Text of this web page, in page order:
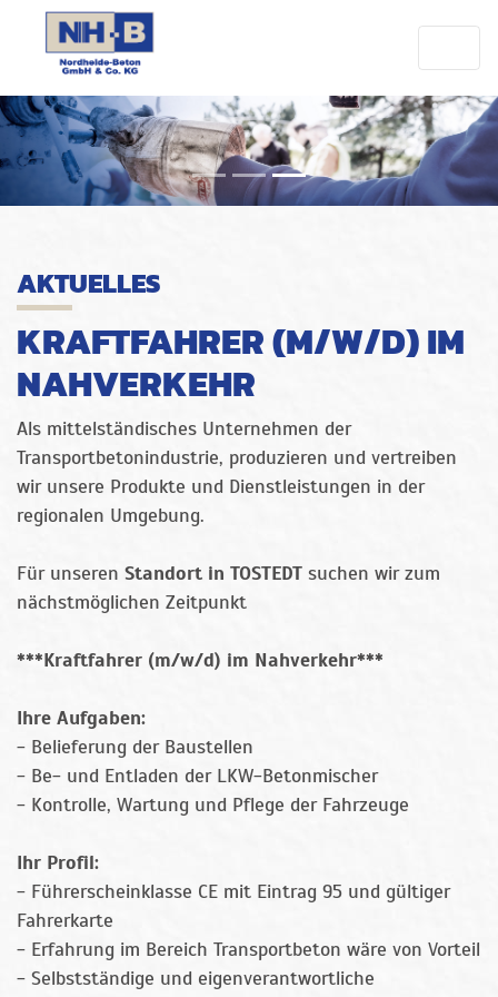
AKTUELLES
KRAFTFAHRER (M/W/D) IM
NAHVERKEHR
Als mittelständisches Unternehmen der
Transportbetonindustrie, produzieren und vertreiben
wir unsere Produkte und Dienstleistungen in der
regionalen Umgebung.
Für unseren Standort in TOSTEDT suchen wir zum
nächstmöglichen Zeitpunkt
***Kraftfahrer (m/w/d) im Nahverkehr***
Ihre Aufgaben:
- Belieferung der Baustellen
- Be- und Entladen der LKW-Betonmischer
- Kontrolle, Wartung und Pflege der Fahrzeuge
Ihr Profil:
- Führerscheinklasse CE mit Eintrag 95 und gültiger
Fahrerkarte
- Erfahrung im Bereich Transportbeton wäre von Vorteil
- Selbstständige und eigenverantwortliche